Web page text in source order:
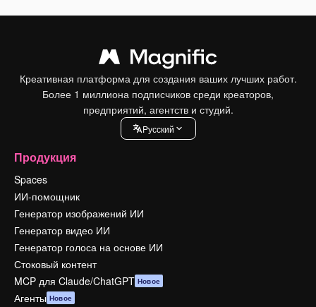
Креативная платформа для создания ваших лучших работ.
Более 1 миллиона подписчиков среди креаторов,
предприятий, агентств и студий.
Pусский
Продукция
Spaces
ИИ-помощник
Генератор изображений ИИ
Генератор видео ИИ
Генератор голоса на основе ИИ
Стоковый контент
MCP для Claude/ChatGPT Новое
Агенты Новое